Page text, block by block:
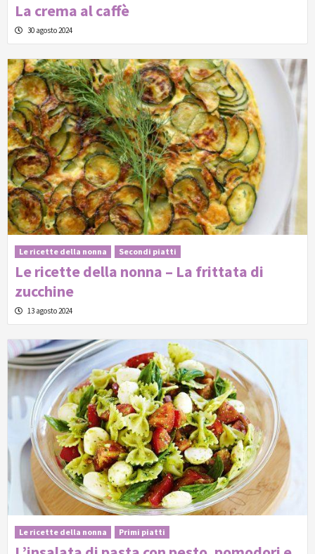
La crema al caffè
30 agosto 2024
Le ricette della nonna Secondi piatti
Le ricette della nonna – La frittata di
zucchine
13 agosto 2024
Le ricette della nonna Primi piatti